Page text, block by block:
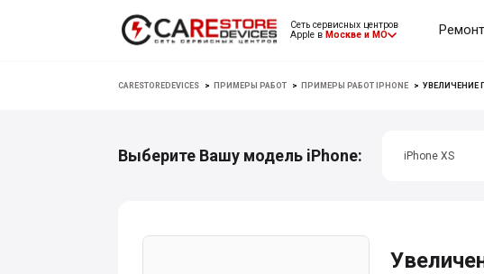
Сеть сервисных центров
Apple в Москве и МО
CARESTOREDEVICES > ПРИМЕРЫ РАБОТ > ПРИМЕРЫ РАБОТ IPHONE >УВЕЛИЧЕНИЕ
Выберите Вашу модель iPhone: iPhone XS